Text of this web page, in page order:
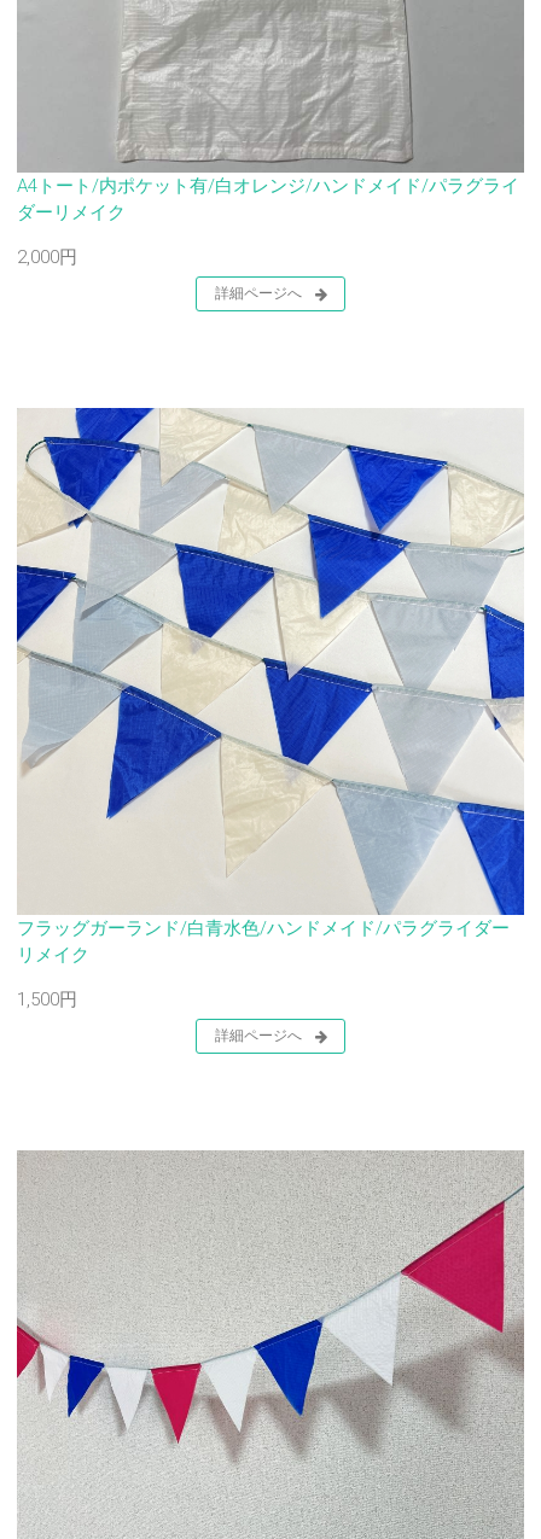
A4トート/内ポケット有/白オレンジ/ハンドメイド/パラグライ
ダーリメイク
2,000円
詳細ページへ
フラッグガーランド/白青水色/ハンドメイド/パラグライダー
リメイク
1,500円
詳細ページへ